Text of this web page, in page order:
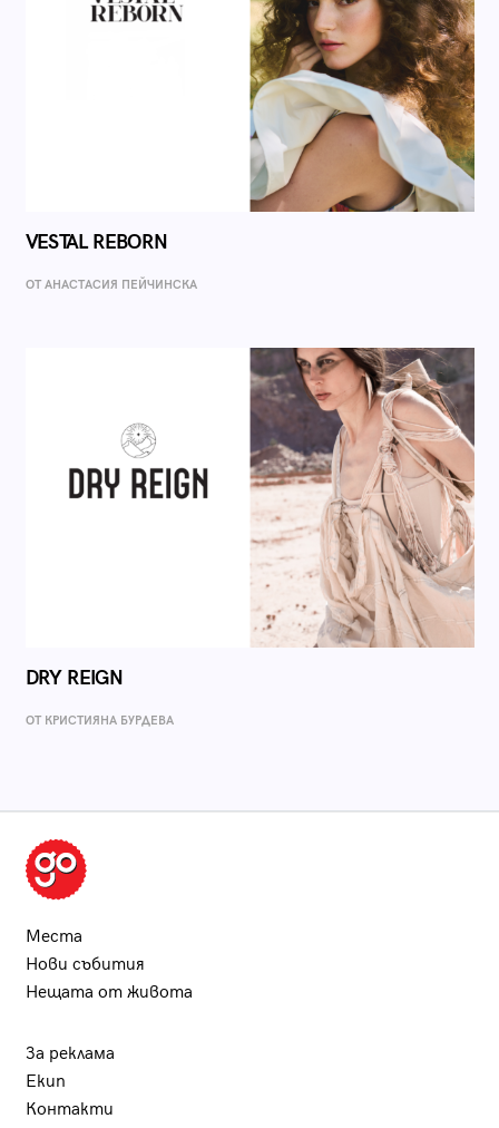
VESTAL REBORN
ОТ AНАСТАСИЯ ПЕЙЧИНСКА
DRY REIGN
ОТ КРИСТИЯНА БУРДЕВА
Места
Нови събития
Нещата от живота
За реклама
Екип
Контакти